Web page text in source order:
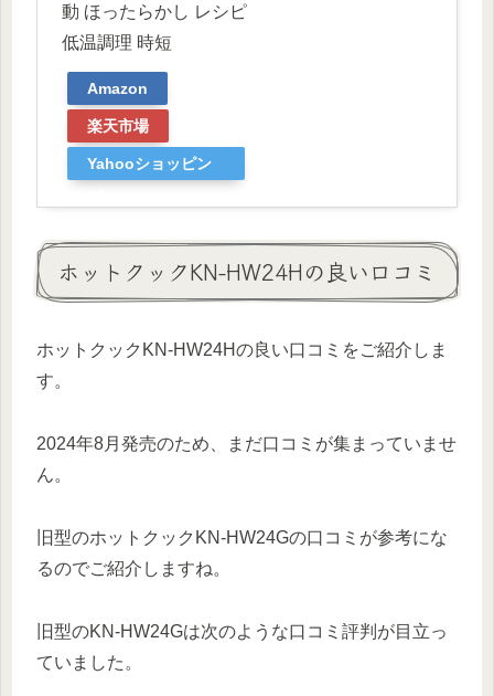
動 ほったらかし レシピ
低温調理 時短
Amazon
楽天市場
Yahooショッピン
ホットクックKN-HW24Hの良い口コミ
ホットクックKN-HW24Hの良い口コミをご紹介しま
す。
2024年8月発売のため、まだ口コミが集まっていませ
ん。
旧型のホットクックKN-HW24Gの口コミが参考にな
るのでご紹介しますね。
旧型のKN-HW24Gは次のような口コミ評判が目立っ
ていました。